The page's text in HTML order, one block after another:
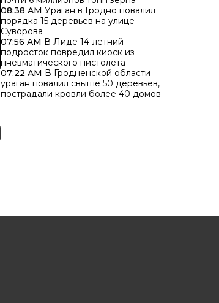
08:38 AM Ураган в Гродно повалил
порядка 15 деревьев на улице
Суворова
07:56 AM В Лиде 14-летний
подросток повредил киоск из
пневматического пистолета
07:22 AM В Гродненской области
ураган повалил свыше 50 деревьев,
пострадали кровли более 40 домов
438 населенных пунктов по